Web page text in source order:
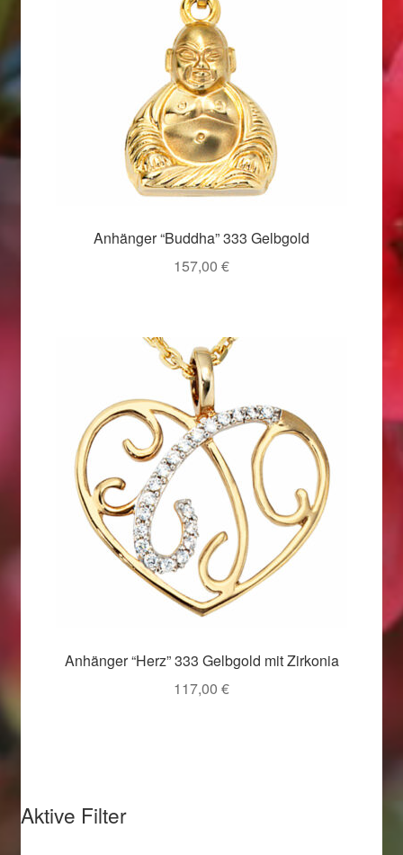
Valentinstag 2016
Valentinstag Geschenke
Vertrag widerrufen
Weihnachtsangebote 2015
Weihnachtsangebote 2017
Weihnachtsangebote 2018
Weihnachtsangebote 2019
Weihnachtsangebote 2020
Weihnachtsangebote 2021
Woocommerce Predictive Search
Anhänger “Buddha” 333 Gelbgold
157,00 €
Anhänger “Herz” 333 Gelbgold mit Zirkonia
117,00 €
Aktive Filter